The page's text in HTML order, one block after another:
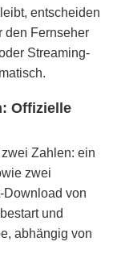
entscheiden
den Fernseher
Streaming-
Offizielle
Zahlen: ein
zwei
Download von
und
abhängig von